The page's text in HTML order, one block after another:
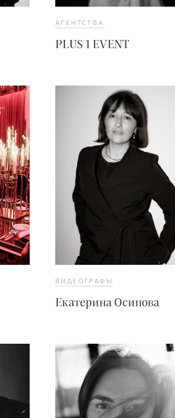
АГЕНТСТВА
PLUS 1 EVENT
ВИДЕОГРАФЫ
Екатерина Осипова